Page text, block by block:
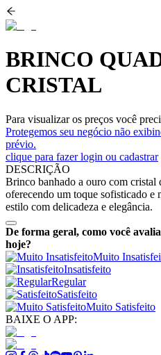
BRINCO
CRISTAL
Para visualizar os preços você
Protegemos seu negócio não
prévio.
clique para fazer login ou cadastrar
DESCRIÇÃO
Brinco banhado a ouro com cristal
oferecendo um toque sofisticado e
estilo com delicadeza e elegância.
De forma geral, como você
hoje?
Muito
Insatisfeito
Regular
Satisfeito
Muito Satisfeito
BAIXE O APP: